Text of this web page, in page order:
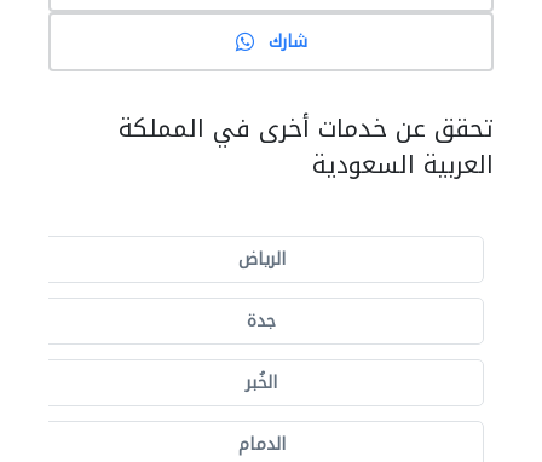
شارك
تحقق عن خدمات أخرى في المملكة
العربية السعودية
الرياض
جدة
الخُبر
الدمام